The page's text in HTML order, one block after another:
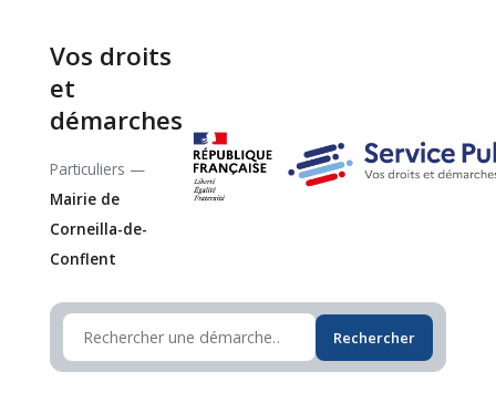
Vos droits
et
démarches
Particuliers —
Mairie de
Corneilla-de-
Conflent
Rechercher